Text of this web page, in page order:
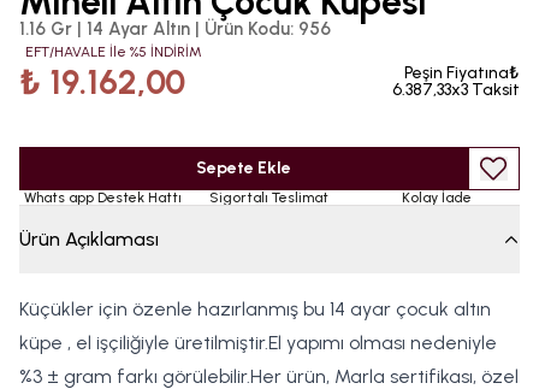
1.16 Gr | 14 Ayar Altın | Ürün Kodu: 956
EFT/HAVALE İle %5 İNDİRİM
₺ 19.162,00
Peşin Fiyatına₺
6.387,33x3 Taksit
Sepete Ekle
Whats app Destek Hattı Sigortalı Teslimat Kolay İade
Ürün Açıklaması
Küçükler için özenle hazırlanmış bu 14 ayar çocuk altın
küpe , el işçiliğiyle üretilmiştir.El yapımı olması nedeniyle
%3 ± gram farkı görülebilir.Her ürün, Marla sertifikası, özel